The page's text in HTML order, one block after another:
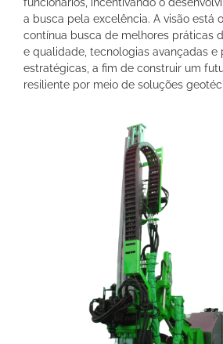
funcionários, incentivando o
a busca pela excelência. A visão está
contínua busca de melhores práticas
e qualidade, tecnologias avançadas e
estratégicas, a fim de construir um
resiliente por meio de soluções